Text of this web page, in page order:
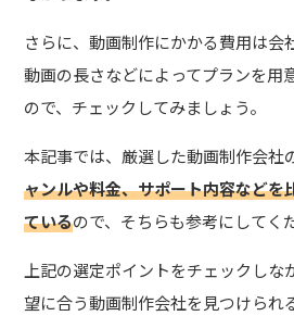
さらに、動画制作にかかる費用は会
動画の長さなどによってプランを用
ので、チェックしてみましょう。
本記事では、厳選した動画制作会社
ャンルや料金、サポート内容などを
ているので、そちらも参考にしてく
上記の選定ポイントをチェックしな
望に合う動画制作会社を見つけられ